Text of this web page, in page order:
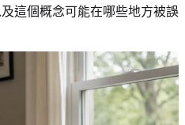
這個概念可能在哪些地方被誤